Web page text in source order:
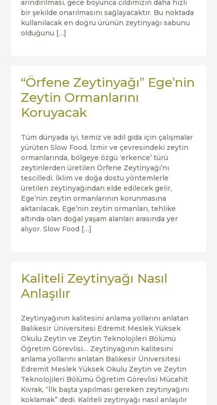
arındırılması, gece boyunca cildimizin daha hızlı
bir şekilde onarılmasını sağlayacaktır. Bu noktada
kullanılacak en doğru ürünün zeytinyağı sabunu
olduğunu […]
“Örfene Zeytinyağı” Ege’nin
Zeytin Ormanlarını
Koruyacak
Tüm dünyada iyi, temiz ve adil gıda için çalışmalar
yürüten Slow Food, İzmir ve çevresindeki zeytin
ormanlarında, bölgeye özgü ‘erkence’ türü
zeytinlerden üretilen Örfene Zeytinyağı’nı
tescilledi. İklim ve doğa dostu yöntemlerle
üretilen zeytinyağından elde edilecek gelir,
Ege’nin zeytin ormanlarının korunmasına
aktarılacak. Ege’nin zeytin ormanları, tehlike
altında olan doğal yaşam alanları arasında yer
alıyor. Slow Food […]
Kaliteli Zeytinyağı Nasıl
Anlaşılır
Zeytinyağının kalitesini anlama yollarını anlatan
Balıkesir Üniversitesi Edremit Meslek Yüksek
Okulu Zeytin ve Zeytin Teknolojileri Bölümü
Öğretim Görevlisi… Zeytinyağının kalitesini
anlama yollarını anlatan Balıkesir Üniversitesi
Edremit Meslek Yüksek Okulu Zeytin ve Zeytin
Teknolojileri Bölümü Öğretim Görevlisi Mücahit
Kıvrak, “İlk başta yapılması gereken zeytinyağını
koklamak” dedi. Kaliteli zeytinyağı nasıl anlaşılır